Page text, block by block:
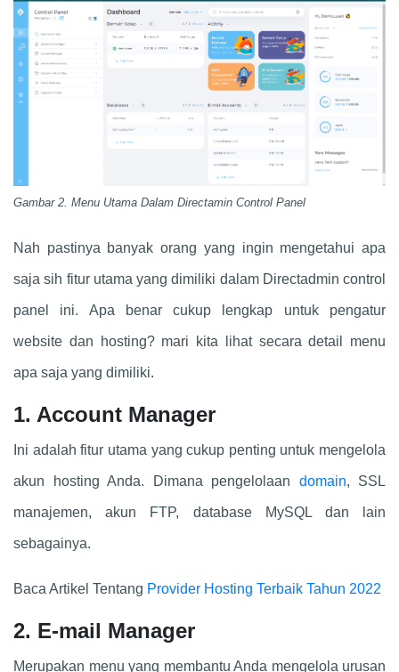
Gambar 2. Menu Utama Dalam Directamin Control Panel
Nah pastinya banyak orang yang ingin mengetahui apa
saja sih fitur utama yang dimiliki dalam Directadmin control
panel ini. Apa benar cukup lengkap untuk pengatur
website dan hosting? mari kita lihat secara detail menu
apa saja yang dimiliki.
1. Account Manager
Ini adalah fitur utama yang cukup penting untuk mengelola
akun hosting Anda. Dimana pengelolaan domain, SSL
manajemen, akun FTP, database MySQL dan lain
sebagainya.
Baca Artikel Tentang Provider Hosting Terbaik Tahun 2022
2. E-mail Manager
Merupakan menu yang membantu Anda mengelola urusan